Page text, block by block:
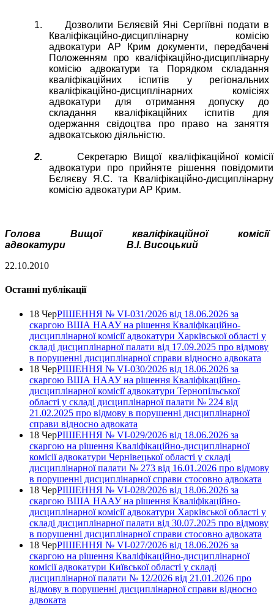
1.
Дозволити Бєляєвій Яні Сергіївні подати в
Кваліфікаційно-дисциплінарну комісію
адвокатури АР Крим документи, передбачені
Положенням про кваліфікаційно-дисциплінарну
комісію адвокатури та Порядком складання
кваліфікаційних іспитів у регіональних
кваліфікаційно-дисциплінарних комісіях
адвокатури для отримання допуску до
складання кваліфікаційних іспитів для
одержання свідоцтва про право на заняття
адвокатською діяльністю.
2.
Секретарю Вищої кваліфікаційної комісії
адвокатури про прийняте рішення повідомити
Бєляєву Я.С. та Кваліфікаційно-дисциплінарну
комісію адвокатури АР Крим.
Голова Вищої кваліфікаційної комісії
адвокатури
В.І. Висоцький
22.10.2010
Останні публікації
18 ЧерРІШЕННЯ № VІ-031/2026 від 18.06.2026 за
скаргою ВША НААУ на рішення Кваліфікаційно-
дисциплінарної комісії адвокатури Харківської області у
складі дисциплінарної палати від 17.09.2025 про відмову
в порушенні дисциплінарної справи відносно адвоката
18 ЧерРІШЕННЯ № VІ-030/2026 від 18.06.2026 за
скаргою ВША НААУ на рішення Кваліфікаційно-
дисциплінарної комісії адвокатури Тернопільської
області у складі дисциплінарної палати № 224 від
21.02.2025 про відмову в порушенні дисциплінарної
справи відносно адвоката
18 ЧерРІШЕННЯ № VІ-029/2026 від 18.06.2026 за
скаргою на рішення Кваліфікаційно-дисциплінарної
комісії адвокатури Чернівецької області у складі
дисциплінарної палати № 273 від 16.01.2026 про відмову
в порушенні дисциплінарної справи стосовно адвоката
18 ЧерРІШЕННЯ № VІ-028/2026 від 18.06.2026 за
скаргою ВША НААУ на рішення Кваліфікаційно-
дисциплінарної комісії адвокатури Харківської області у
складі дисциплінарної палати від 30.07.2025 про відмову
в порушенні дисциплінарної справи стосовно адвоката
18 ЧерРІШЕННЯ № VІ-027/2026 від 18.06.2026 за
скаргою на рішення Кваліфікаційно-дисциплінарної
комісії адвокатури Київської області у складі
дисциплінарної палати № 12/2026 від 21.01.2026 про
відмову в порушенні дисциплінарної справи відносно
адвоката